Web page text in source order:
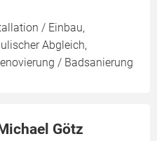
/ Einbau,
Abgleich,
/ Badsanierung
Götz